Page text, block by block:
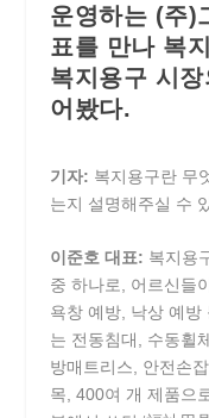
운영하는 (주)
표를 만나 복
복지용구 시
어봤다.
기자: 복지용구란 무
는지 설명해주실 수
이준호 대표: 복지용
중 하나로, 어르신들
욕창 예방, 낙상 예방
는 전동침대, 수동휠
방매트리스, 안전손
목, 400여 개 제품으